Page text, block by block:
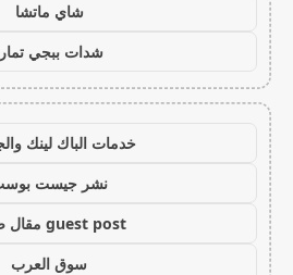
شاي ماتشا
شدات ببجي
خدمات الباك لينك
نشر جيست
guest post مقال ضيف
سوق العرب